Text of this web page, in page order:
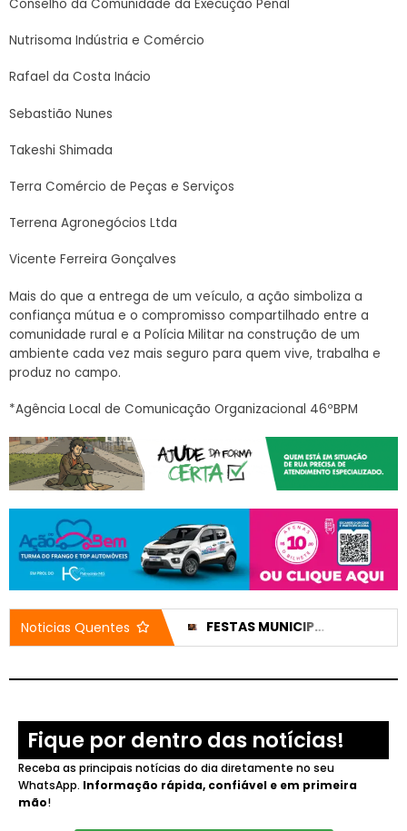
Conselho da Comunidade da Execução Penal
Nutrisoma Indústria e Comércio
Rafael da Costa Inácio
Sebastião Nunes
Takeshi Shimada
Terra Comércio de Peças e Serviços
Terrena Agronegócios Ltda
Vicente Ferreira Gonçalves
Mais do que a entrega de um veículo, a ação simboliza a
confiança mútua e o compromisso compartilhado entre a
comunidade rural e a Polícia Militar na construção de um
ambiente cada vez mais seguro para quem vive, trabalha e
produz no campo.
*Agência Local de Comunicação Organizacional 46ºBPM
Noticias Quentes REPUBLICANOS RECUA E LIBERA CHAPA CLEITINHO E FALCÃO PARA DISPUTAR O GOVERNO DE MINAS FESTAS MUNICIPAIS: SIMÕES PROMULGA LEI DE TETO PARA CACHÊS PAGOS COM DINHEIRO PÚBLICO
Fique por dentro das notícias!
Receba as principais notícias do dia diretamente no seu
WhatsApp. Informação rápida, confiável e em primeira
mão!